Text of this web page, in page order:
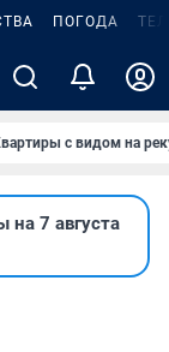
ПОГОДА
с видом на
на 7 августа